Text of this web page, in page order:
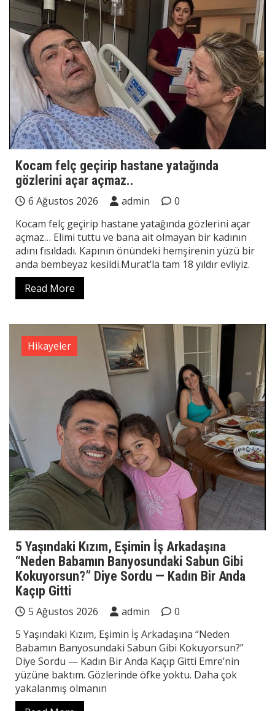
Kocam felç geçirip hastane yatağında
gözlerini açar açmaz..
6 Ağustos 2026 admin
0
Kocam felç geçirip hastane yatağında gözlerini açar
açmaz… Elimi tuttu ve bana ait olmayan bir kadının
adını fısıldadı. Kapının önündeki hemşirenin yüzü bir
anda bembeyaz kesildi.Murat’la tam 18 yıldır evliyiz.
Read More
Hikayeler
5 Yaşındaki Kızım, Eşimin İş Arkadaşına
“Neden Babamın Banyosundaki Sabun Gibi
Kokuyorsun?” Diye Sordu — Kadın Bir Anda
Kaçıp Gitti
5 Ağustos 2026 admin
0
5 Yaşındaki Kızım, Eşimin İş Arkadaşına “Neden
Babamın Banyosundaki Sabun Gibi Kokuyorsun?”
Diye Sordu — Kadın Bir Anda Kaçıp Gitti Emre’nin
yüzüne baktım. Gözlerinde öfke yoktu. Daha çok
yakalanmış olmanın